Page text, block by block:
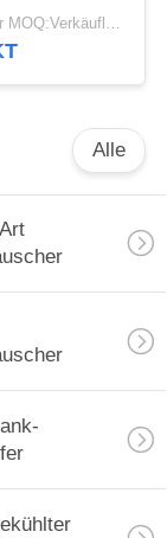
für
Verhandelbar MOQ:Verkäuflich
Alle